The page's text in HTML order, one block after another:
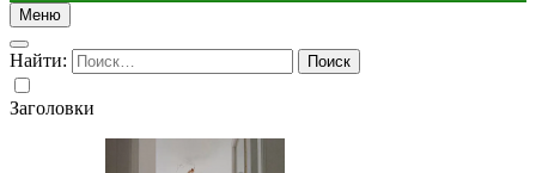
Меню
Найти:
Заголовки